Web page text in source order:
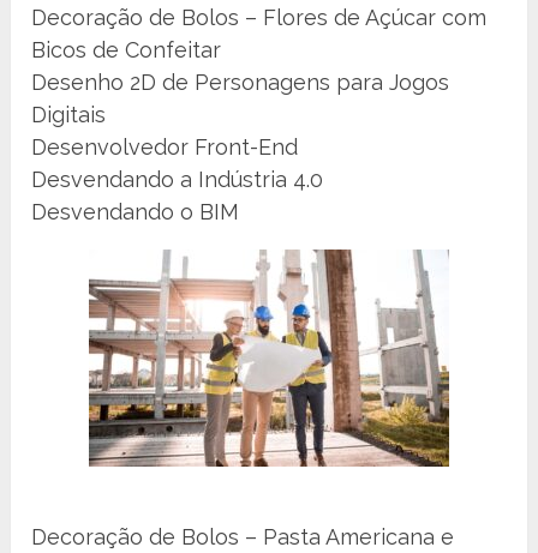
Decoração de Bolos – Flores de Açúcar com
Bicos de Confeitar
Desenho 2D de Personagens para Jogos
Digitais
Desenvolvedor Front-End
Desvendando a Indústria 4.0
Desvendando o BIM
Decoração de Bolos – Pasta Americana e